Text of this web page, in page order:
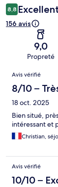
8,8 Excellent
156 avis
9,0
Propreté
Avis
Avis vérifié
8/10 –
18 oct. 2025
Bien situé,
intéressant et
Christian,
Avis vérifié
10/10 –